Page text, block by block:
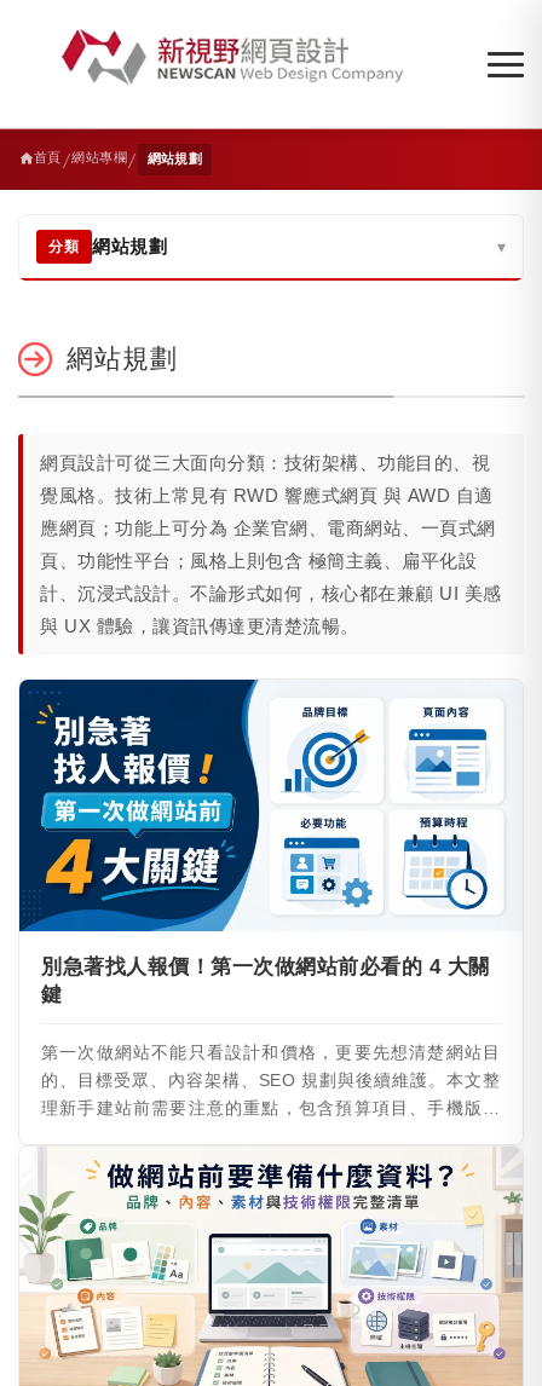
首頁 /網站專欄/ 網站規劃
分類 網站規劃 ▾
網站規劃
網頁設計可從三大面向分類：技術架構、功能目的、視
覺風格。技術上常見有 RWD 響應式網頁 與 AWD 自適
應網頁；功能上可分為 企業官網、電商網站、一頁式網
頁、功能性平台；風格上則包含 極簡主義、扁平化設
計、沉浸式設計。不論形式如何，核心都在兼顧 UI 美感
與 UX 體驗，讓資訊傳達更清楚流暢。
別急著找人報價！第一次做網站前必看的 4 大關
鍵
第一次做網站不能只看設計和價格，更要先想清楚網站目
的、目標受眾、內容架構、SEO 規劃與後續維護。本文整
理新手建站前需要注意的重點，包含預算項目、手機版體
溝通成本，避免網站上線後才發現方向錯誤。